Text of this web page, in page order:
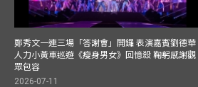
鄭秀文一連三場「答謝會」開鑼 表演嘉賓劉德華
人力小黃車巡遊《瘦身男女》回憶殺 鞠躬感謝觀
眾包容
2026-07-11